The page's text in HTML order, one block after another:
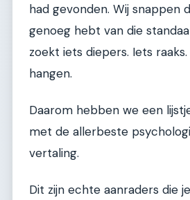
had gevonden. Wij snappen
genoeg hebt van die
zoekt iets diepers. Iets
hangen.
Daarom hebben we een
met de allerbeste
vertaling.
Dit zijn echte aanraders die